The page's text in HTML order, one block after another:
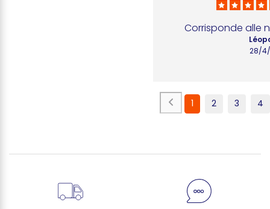
Corrisponde alle
28/
1 2 3 4